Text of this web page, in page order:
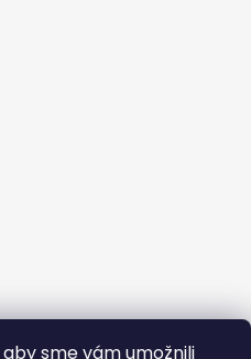
sme vám umožnili